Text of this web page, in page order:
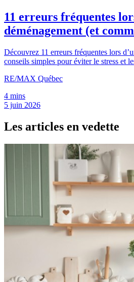
11 erreurs fréquentes
déménagement (et
Découvrez 11 erreurs fréquentes lors
conseils simples pour éviter le stress et
RE/MAX Québec
4 mins
5 juin 2026
Les articles en vedette